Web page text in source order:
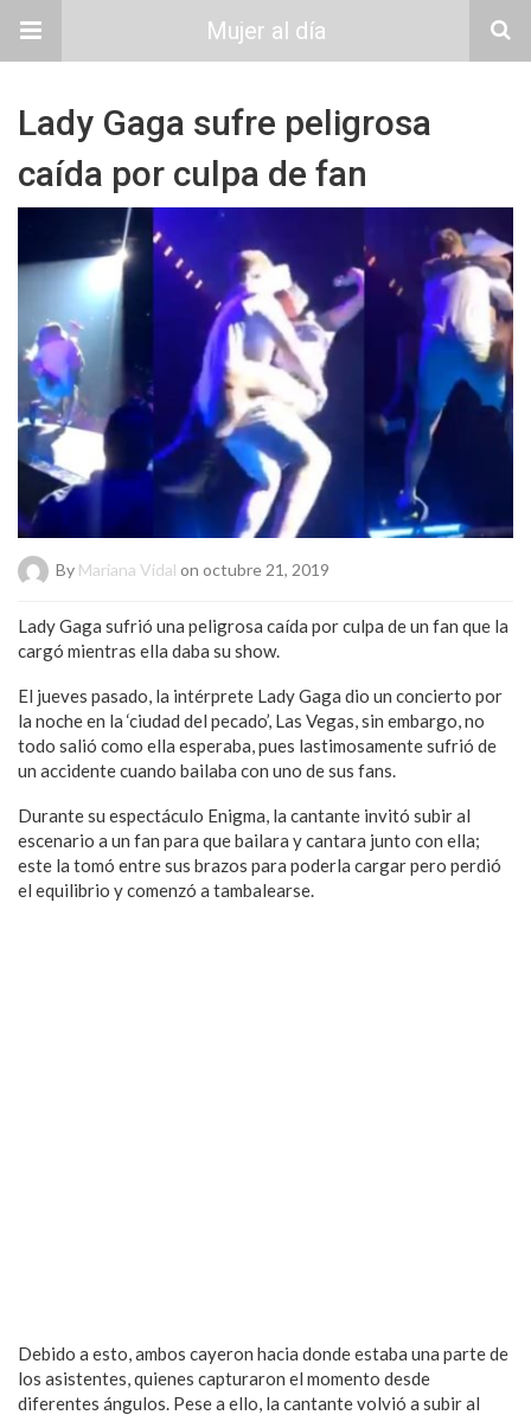
Mujer al día
Lady Gaga sufre peligrosa
caída por culpa de fan
By Mariana Vidal on octubre 21, 2019
Lady Gaga sufrió una peligrosa caída por culpa de un fan que la
cargó mientras ella daba su show.
El jueves pasado, la intérprete Lady Gaga dio un concierto por
la noche en la ‘ciudad del pecado’, Las Vegas, sin embargo, no
todo salió como ella esperaba, pues lastimosamente sufrió de
un accidente cuando bailaba con uno de sus fans.
Durante su espectáculo Enigma, la cantante invitó subir al
escenario a un fan para que bailara y cantara junto con ella;
este la tomó entre sus brazos para poderla cargar pero perdió
el equilibrio y comenzó a tambalearse.
Debido a esto, ambos cayeron hacia donde estaba una parte de
los asistentes, quienes capturaron el momento desde
diferentes ángulos. Pese a ello, la cantante volvió a subir al